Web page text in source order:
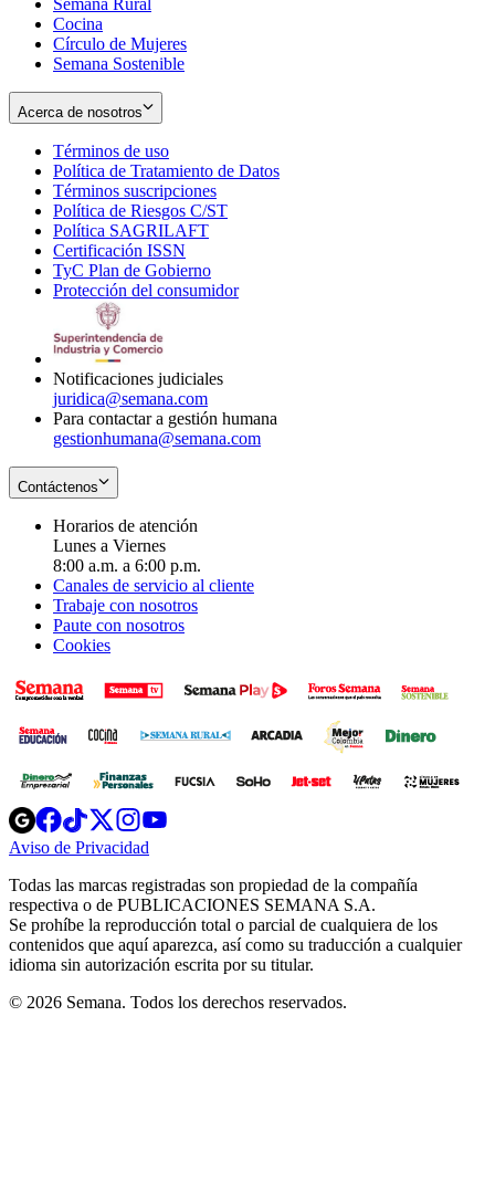
Cocina
Círculo de Mujeres
Semana Sostenible
Acerca de nosotros
Términos de uso
in
new
window
Política de Tratamiento de Datos
Términos suscripciones
in
Política de Riesgos C/ST
Política SAGRILAFT
new
window
Certificación ISSN
in
new
TyC Plan de Gobierno
in
Protección del consumidorOpens
Notificaciones judiciales
juridica@semana.com
Para contactar a gestión humana
gestionhumana@semana.com
Contáctenos
Horarios de atención
Lunes a Viernes
8:00 a.m. a 6:00 p.m.
Canales de servicio al cliente
Trabaje con nosotros
Paute con nosotros
Cookies
Opens
in
new
Opens
in
new
Opens
in
new
window
Opens
new
windowwindow
Aviso de Privacidad
new
window
Todas las marcas registradas son propiedad de la compañía
respectiva o de PUBLICACIONES SEMANA S.A.
Se prohíbe la reproducción total o parcial de cualquiera de los
contenidos que aquí aparezca, así como su traducción a cualquier
idioma sin autorización escrita por su titular.
© 2026 Semana. Todos los derechos reservados.